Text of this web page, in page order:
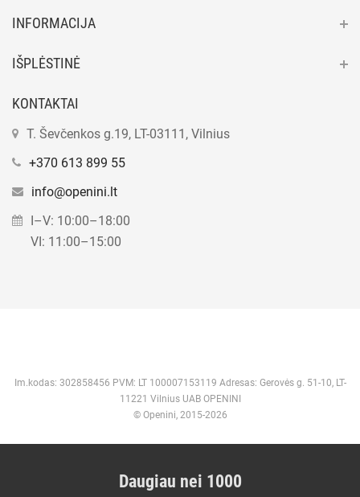
INFORMACIJA
IŠPLĖSTINĖ
KONTAKTAI
T. Ševčenkos g.19, LT-03111, Vilnius
+370 613 899 55
info@openini.lt
I–V: 10:00–18:00
VI: 11:00–15:00
Im.kodas: 302858456 PVM: LT 100007153119 Adresas: Gerovės g. 51-10, LT-
11221 Vilnius UAB OPENINI
© Openini, 2015-2026
Daugiau nei 1000